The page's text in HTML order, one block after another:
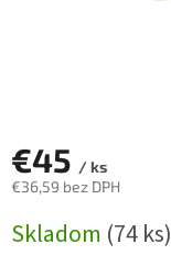
€45 / ks
€36,59 bez DPH
cena:
Skladom (74 ks)